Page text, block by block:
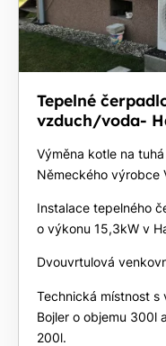
Tepelné
vzduch/voda-
Výměna kotle na
Německého výrobce
Instalace tepelného
o výkonu 15,3kW v
Dvouvrtulová
Technická místnost s
Bojler o objemu 300l
200l.